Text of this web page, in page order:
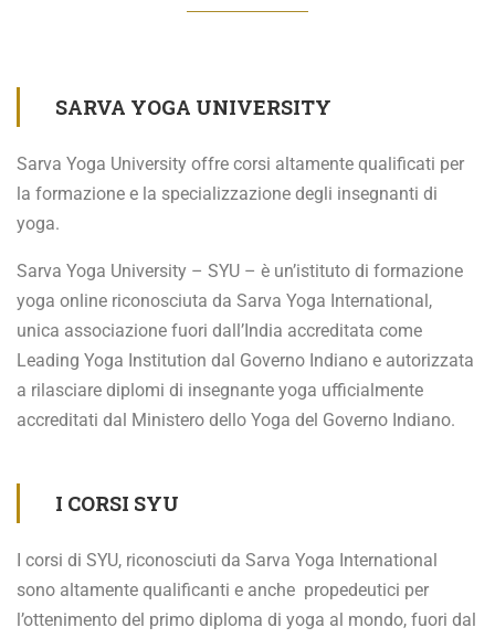
SARVA YOGA UNIVERSITY
Sarva Yoga University offre corsi altamente qualificati per
la formazione e la specializzazione degli insegnanti di
yoga.
Sarva Yoga University – SYU – è un’istituto di formazione
yoga online riconosciuta da Sarva Yoga International,
unica associazione fuori dall’India accreditata come
Leading Yoga Institution dal Governo Indiano e autorizzata
a rilasciare diplomi di insegnante yoga ufficialmente
accreditati dal Ministero dello Yoga del Governo Indiano.
I CORSI SYU
I corsi di SYU, riconosciuti da Sarva Yoga International
sono altamente qualificanti e anche propedeutici per
l’ottenimento del primo diploma di yoga al mondo, fuori dal